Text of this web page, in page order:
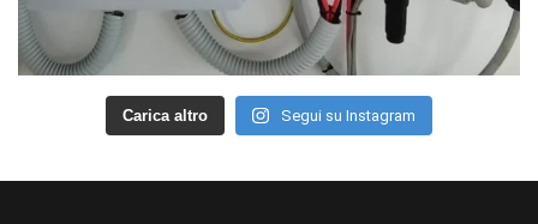
Carica altro Segui su Instagram